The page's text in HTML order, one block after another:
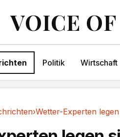
VOICE
Politik Wirtschaft
›